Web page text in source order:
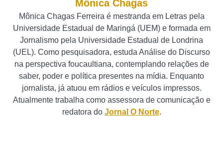
Mônica Chagas
Mônica Chagas Ferreira é mestranda em Letras pela
Universidade Estadual de Maringá (UEM) e formada em
Jornalismo pela Universidade Estadual de Londrina
(UEL). Como pesquisadora, estuda Análise do Discurso
na perspectiva foucaultiana, contemplando relações de
saber, poder e política presentes na mídia. Enquanto
jornalista, já atuou em rádios e veículos impressos.
Atualmente trabalha como assessora de comunicação e
redatora do Jornal O Norte.